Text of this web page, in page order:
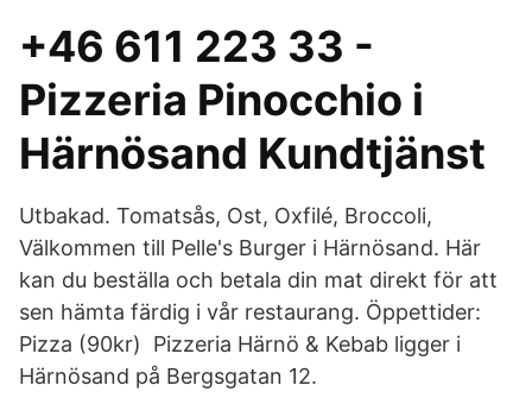
+46 611 223 33 -
Pizzeria Pinocchio i
Härnösand Kundtjänst
Utbakad. Tomatsås, Ost, Oxfilé, Broccoli,
Välkommen till Pelle's Burger i Härnösand. Här
kan du beställa och betala din mat direkt för att
sen hämta färdig i vår restaurang. Öppettider:
Pizza (90kr) Pizzeria Härnö & Kebab ligger i
Härnösand på Bergsgatan 12.